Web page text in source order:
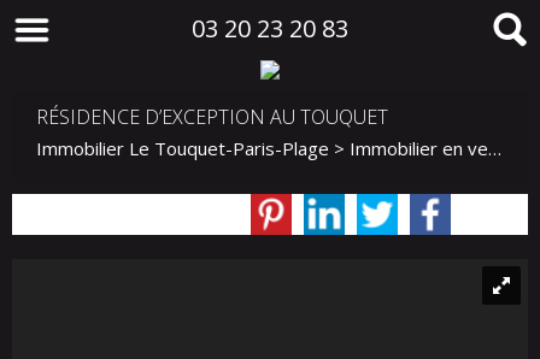
03 20 23 20 83
RÉSIDENCE D’EXCEPTION AU TOUQUET
Immobilier Le Touquet-Paris-Plage > Immobilier en vente Le Touquet-Paris-Plage